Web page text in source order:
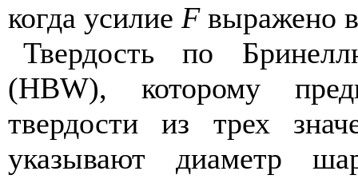
когда усилие Fвыражено
Твердость по
(HBW), которому
твердости из трех
указывают диаметр